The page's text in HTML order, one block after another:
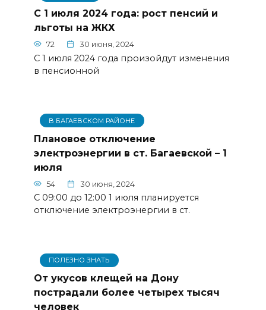
С 1 июля 2024 года: рост пенсий и
льготы на ЖКХ
72 30 июня, 2024
С 1 июля 2024 года произойдут изменения
в пенсионной
В БАГАЕВСКОМ РАЙОНЕ
Плановое отключение
электроэнергии в ст. Багаевской – 1
июля
54 30 июня, 2024
С 09:00 до 12:00 1 июля планируется
отключение электроэнергии в ст.
ПОЛЕЗНО ЗНАТЬ
От укусов клещей на Дону
пострадали более четырех тысяч
человек